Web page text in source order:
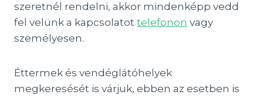
szeretnél rendelni, akkor mindenképp vedd
fel velünk a kapcsolatot telefonon vagy
személyesen.
Éttermek és vendéglátóhelyek
megkeresését is várjuk, ebben az esetben is